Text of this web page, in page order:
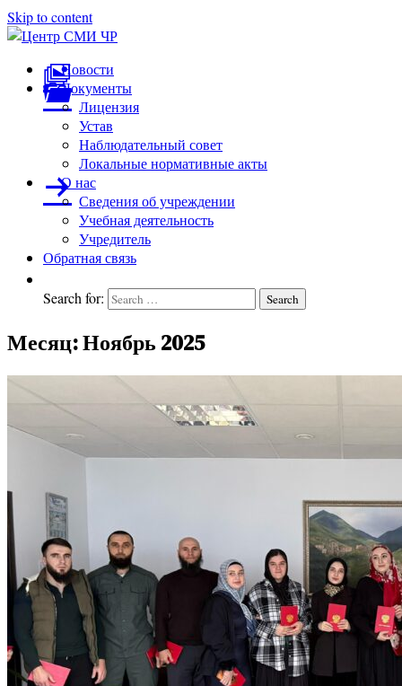
Skip to content
Центр
СМИ
подготовка
переподготовка
работников
Новости
Документы
Лицензия
Устав
Наблюдательный совет
Локальные нормативные акты
О нас
Сведения об учреждении
Учебная деятельность
Учредитель
Обратная связь
Search for: Search
Месяц:Ноябрь 2025